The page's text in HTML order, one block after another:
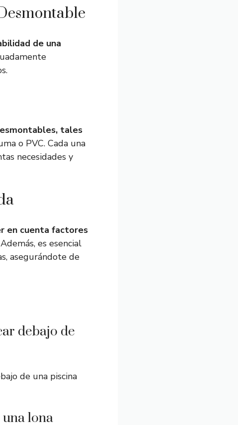
de una
tales
o PVC. Cada una
necesidades y
en cuenta factores
Además, es esencial
asegurándote de
debajo de
de una piscina
una lona